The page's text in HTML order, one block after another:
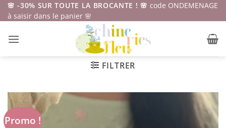
Passer
au
🌸 -30% SUR TOUTE LA BROCANTE ! 🌸 code ONDEMENAGE
à saisir dans le panier 🌸
FILTRER
Promo !